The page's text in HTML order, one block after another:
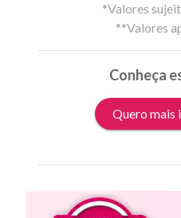
*Valores
**Valores
Conheça
Quero mais